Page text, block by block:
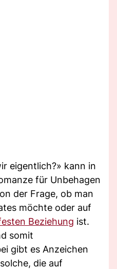
eigentlich?» kann in
für Unbehagen
der Frage, ob man
möchte oder auf
Beziehung ist.
somit
gibt es Anzeichen
die auf